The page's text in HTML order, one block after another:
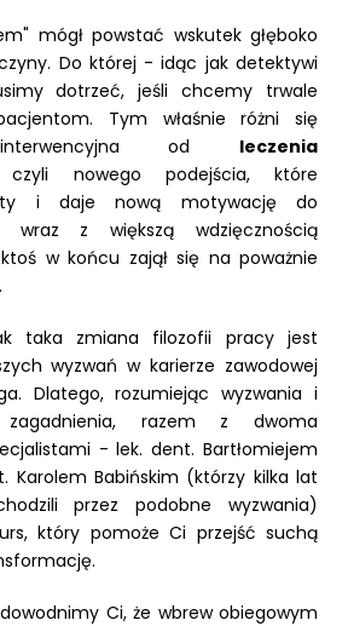
mógł powstać wskutek głęboko
Do której - idąc jak detektywi
dotrzeć, jeśli chcemy trwale
Tym właśnie różni się
interwencyjna od leczenia
nowego podejścia, które
i daje nową motywację do
wraz z większą wdzięcznością
w końcu zajął się na poważnie
taka zmiana filozofii pracy jest
wyzwań w karierze zawodowej
Dlatego, rozumiejąc wyzwania i
zagadnienia, razem z dwoma
- lek. dent. Bartłomiejem
Karolem Babińskim (którzy kilka lat
przez podobne wyzwania)
który pomoże Ci przejść suchą
Ci, że wbrew obiegowym